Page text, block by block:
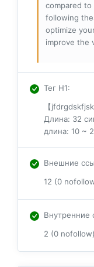
compared
following
optimize
improve the
Тег H1:
【
Длина: 32
длина: 10 ~
Внешние
12 (0
Внутренние
2 (0 nofollow)